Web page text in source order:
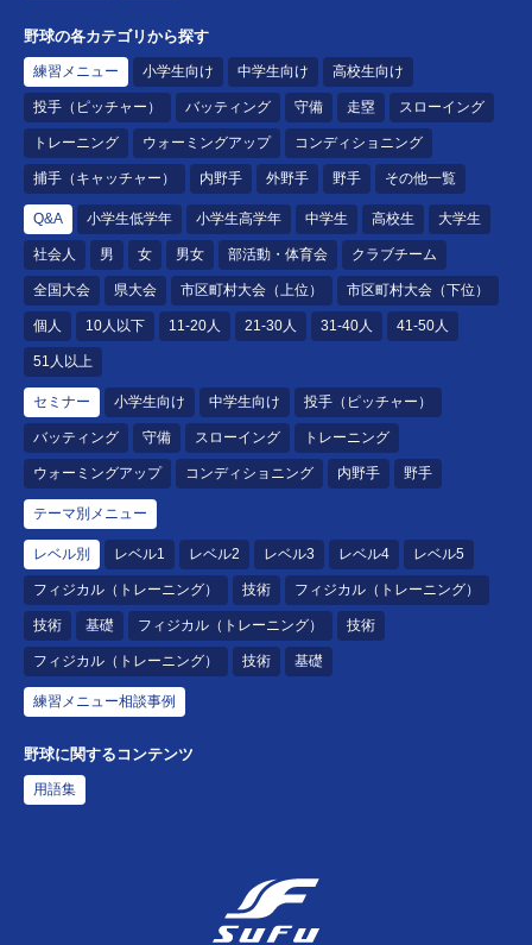
野球の各カテゴリから探す
練習メニュー 小学生向け 中学生向け 高校生向け
投手（ピッチャー） バッティング 守備 走塁 スローイング
トレーニング ウォーミングアップ コンディショニング
捕手（キャッチャー） 内野手 外野手 野手 その他一覧
Q&A 小学生低学年 小学生高学年 中学生 高校生 大学生
社会人 男 女 男女 部活動・体育会 クラブチーム
全国大会 県大会 市区町村大会（上位） 市区町村大会（下位）
個人 10人以下 11-20人 21-30人 31-40人 41-50人
51人以上
セミナー 小学生向け 中学生向け 投手（ピッチャー）
バッティング 守備 スローイング トレーニング
ウォーミングアップ コンディショニング 内野手 野手
テーマ別メニュー
レベル別 レベル1 レベル2 レベル3 レベル4 レベル5
フィジカル（トレーニング） 技術 フィジカル（トレーニング）
技術 基礎 フィジカル（トレーニング） 技術
フィジカル（トレーニング） 技術 基礎
練習メニュー相談事例
野球に関するコンテンツ
用語集